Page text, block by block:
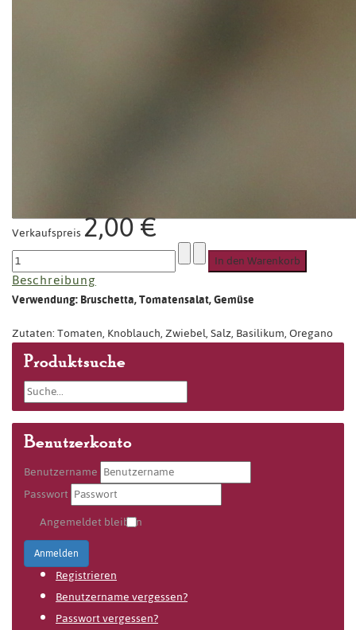
Verkaufspreis2,00 €
Beschreibung
Verwendung: Bruschetta, Tomatensalat, Gemüse
Zutaten: Tomaten, Knoblauch, Zwiebel, Salz, Basilikum, Oregano
Produktsuche
Benutzerkonto
Benutzername
Passwort
Angemeldet bleiben
Anmelden
Registrieren
Benutzername vergessen?
Passwort vergessen?